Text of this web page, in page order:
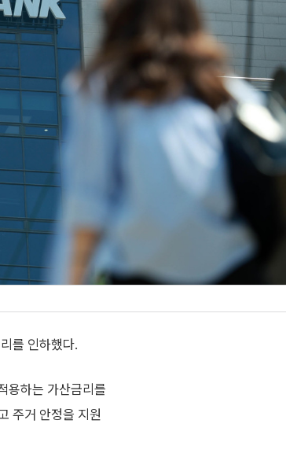
를 인하했다.
용하는 가산금리를
주거 안정을 지원